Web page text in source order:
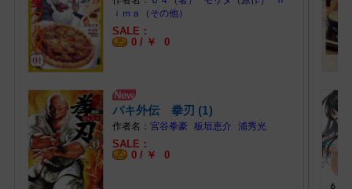
ｉｍａ（その他）
0 / ￥ 0
バキ外伝 拳刃 (1)
宮谷拳豪 板垣恵介 浦秀光
0 / ￥ 0